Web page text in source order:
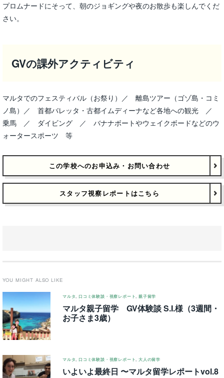
プロムナードにそって、朝のジョギングや夜のお散歩も楽しんでくだ
さい。
GVの課外アクティビティ
マルタでのフェスティバル（お祭り）／ 離島ツアー（ゴゾ島・コミ
ノ島）／ 首都バレッタ・古都イムディーナなど各地への観光 ／
乗馬 ／ ダイビング ／ バナナボートやウェイクボードなどのウ
ォータースポーツ 等
この学校へのお申込み・お問い合わせ
スタッフ視察レポートはこちら
YOU MIGHT ALSO LIKE
マルタ, 口コミ体験談・視察レポート,親子留学
マルタ親子留学 GV体験談 S.I.様（3週間・
お子さま3歳）
マルタ, 口コミ体験談・視察レポート,大人の留学
いよいよ最終日 〜マルタ留学レポートvol.8